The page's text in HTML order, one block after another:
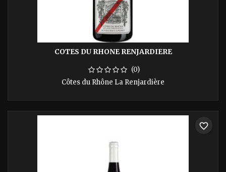
COTES DU RHONE RENJARDIERE
(0)
Côtes du Rhône La Renjardière
favorite_border